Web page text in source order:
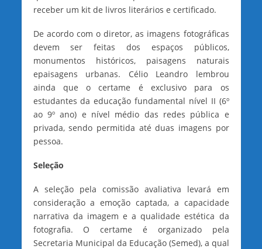
receber um kit de livros literários e certificado.
De acordo com o diretor, as imagens fotográficas
devem ser feitas dos espaços públicos,
monumentos históricos, paisagens naturais
epaisagens urbanas. Célio Leandro lembrou
ainda que o certame é exclusivo para os
estudantes da educação fundamental nível II (6º
ao 9º ano) e nível médio das redes pública e
privada, sendo permitida até duas imagens por
pessoa.
Seleção
A seleção pela comissão avaliativa levará em
consideração a emoção captada, a capacidade
narrativa da imagem e a qualidade estética da
fotografia. O certame é organizado pela
Secretaria Municipal da Educação (Semed), a qual